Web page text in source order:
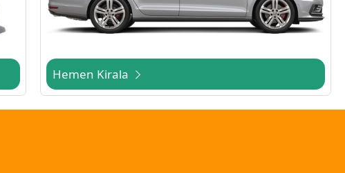
Hemen Kirala